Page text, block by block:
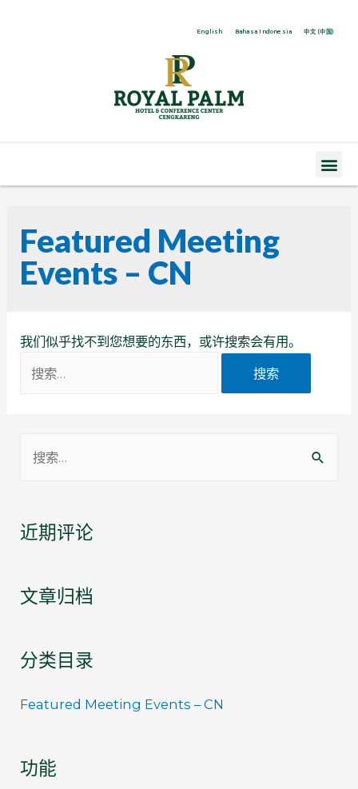
English Bahasa Indonesia 中文 (中国)
Featured Meeting
Events – CN
我们似乎找不到您想要的东西，或许搜索会有用。
近期评论
文章归档
分类目录
Featured Meeting Events – CN
功能